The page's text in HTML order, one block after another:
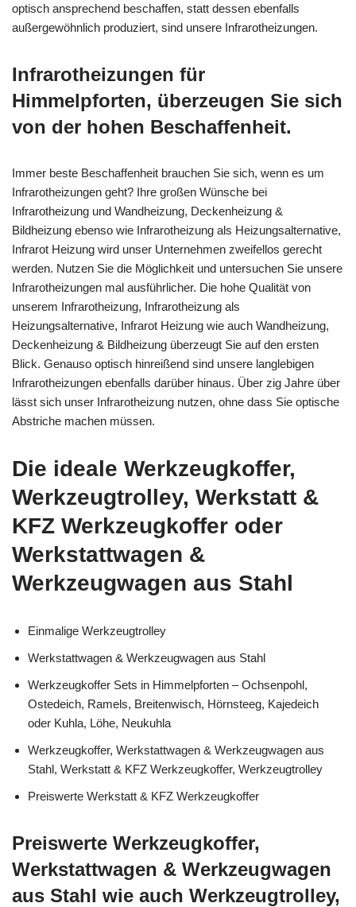
optisch ansprechend beschaffen, statt dessen ebenfalls
außergewöhnlich produziert, sind unsere Infrarotheizungen.
Infrarotheizungen für
Himmelpforten, überzeugen Sie sich
von der hohen Beschaffenheit.
Immer beste Beschaffenheit brauchen Sie sich, wenn es um
Infrarotheizungen geht? Ihre großen Wünsche bei
Infrarotheizung und Wandheizung, Deckenheizung &
Bildheizung ebenso wie Infrarotheizung als Heizungsalternative,
Infrarot Heizung wird unser Unternehmen zweifellos gerecht
werden. Nutzen Sie die Möglichkeit und untersuchen Sie unsere
Infrarotheizungen mal ausführlicher. Die hohe Qualität von
unserem Infrarotheizung, Infrarotheizung als
Heizungsalternative, Infrarot Heizung wie auch Wandheizung,
Deckenheizung & Bildheizung überzeugt Sie auf den ersten
Blick. Genauso optisch hinreißend sind unsere langlebigen
Infrarotheizungen ebenfalls darüber hinaus. Über zig Jahre über
lässt sich unser Infrarotheizung nutzen, ohne dass Sie optische
Abstriche machen müssen.
Die ideale Werkzeugkoffer,
Werkzeugtrolley, Werkstatt &
KFZ Werkzeugkoffer oder
Werkstattwagen &
Werkzeugwagen aus Stahl
Einmalige Werkzeugtrolley
Werkstattwagen & Werkzeugwagen aus Stahl
Werkzeugkoffer Sets in Himmelpforten – Ochsenpohl,
Ostedeich, Ramels, Breitenwisch, Hörnsteeg, Kajedeich
oder Kuhla, Löhe, Neukuhla
Werkzeugkoffer, Werkstattwagen & Werkzeugwagen aus
Stahl, Werkstatt & KFZ Werkzeugkoffer, Werkzeugtrolley
Preiswerte Werkstatt & KFZ Werkzeugkoffer
Preiswerte Werkzeugkoffer,
Werkstattwagen & Werkzeugwagen
aus Stahl wie auch Werkzeugtrolley,